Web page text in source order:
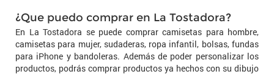
¿Que puedo comprar en La Tostadora?
En La Tostadora se puede comprar camisetas para hombre,
camisetas para mujer, sudaderas, ropa infantil, bolsas, fundas
para iPhone y bandoleras. Además de poder personalizar los
productos, podrás comprar productos ya hechos con su dibujo